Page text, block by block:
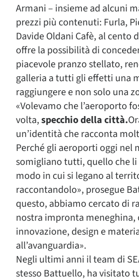
Armani – insieme ad alcuni
prezzi più contenuti: Furla,
Davide Oldani Cafè, al cento
offre la possibilità di
piacevole pranzo stellato,
galleria a tutti gli effetti una
raggiungere e non solo una
«Volevamo che l’aeroporto
volta,specchio della città.
un’identità che racconta
Perché gli aeroporti oggi nel
somigliano tutti, quello che li
modo in cui si legano al
raccontandolo», prosegue
questo, abbiamo cercato di
nostra impronta meneghina,
innovazione, design e
all’avanguardia».
Negli ultimi anni il team di
stesso Battuello, ha visitato